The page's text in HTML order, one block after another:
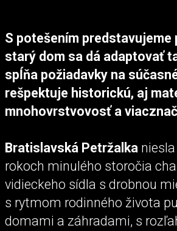
S potešením predstavujeme
starý dom sa dá adaptovať
spĺňa požiadavky na
rešpektuje historickú, aj
mnohovrstvovosť a
Bratislavská Petržalka
rokoch minulého storočia
vidieckeho sídla s drobnou
s rytmom rodinného života
domami a záhradami, s